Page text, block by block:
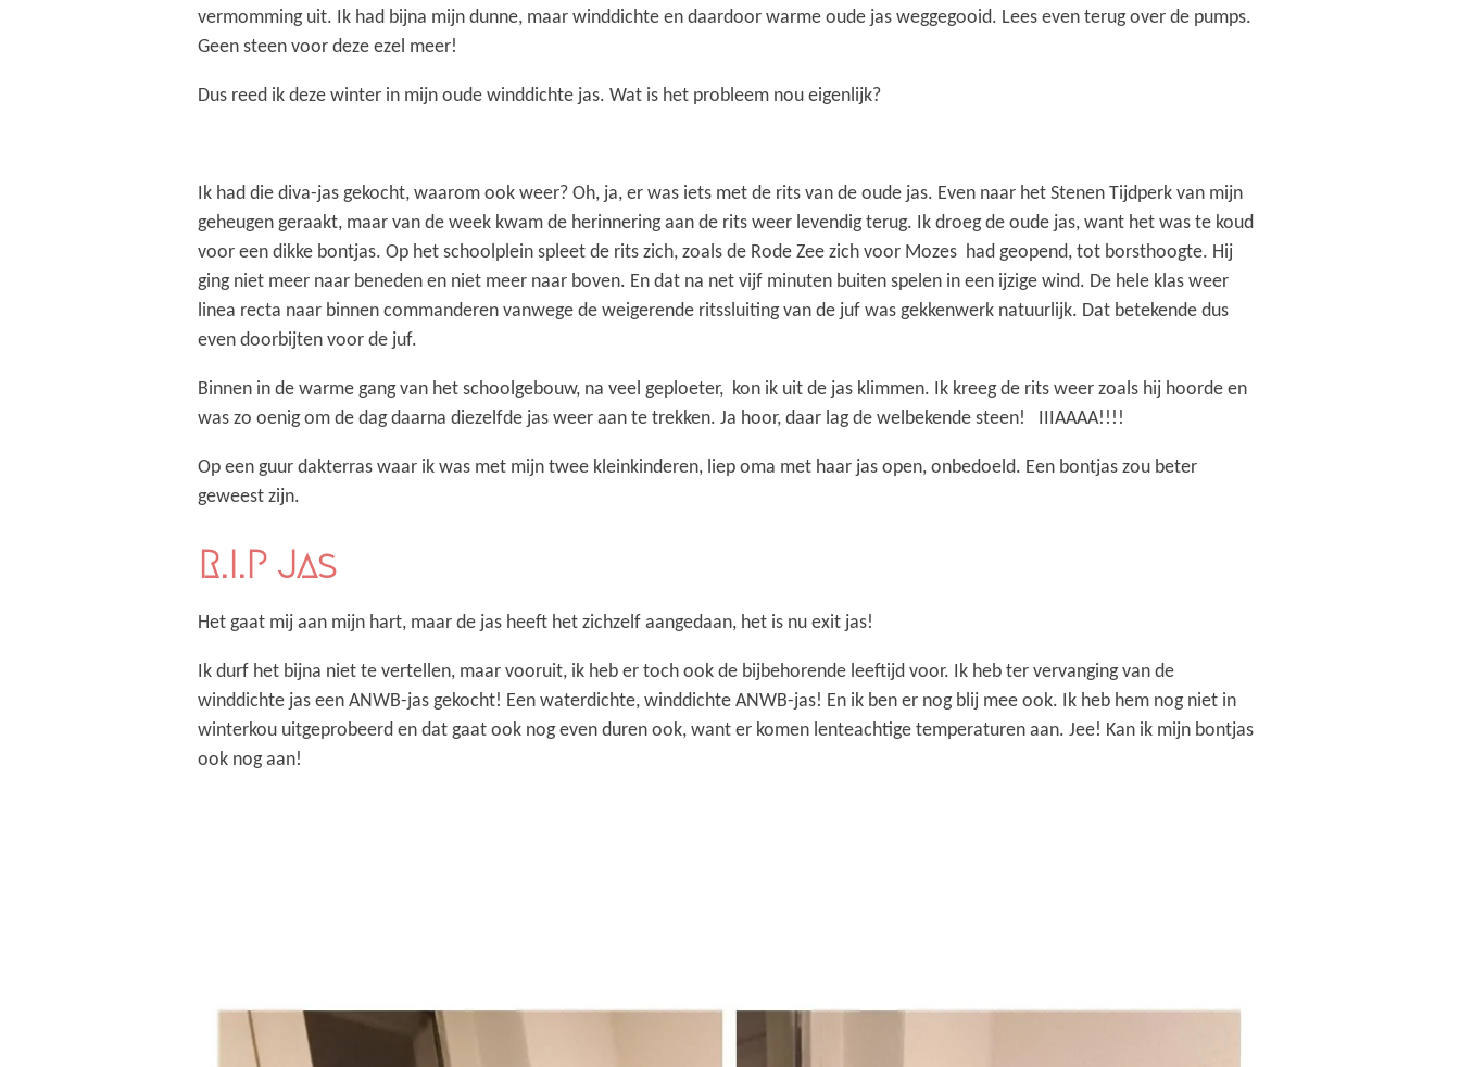
vermomming uit. Ik had bijna mijn dunne, maar winddichte en daardoor warme oude jas weggegooid. Lees even terug over de pumps.
Geen steen voor deze ezel meer!
Dus reed ik deze winter in mijn oude winddichte jas. Wat is het probleem nou eigenlijk?
Ik had die diva-jas gekocht, waarom ook weer? Oh, ja, er was iets met de rits van de oude jas. Even naar het Stenen Tijdperk van mijn
geheugen geraakt, maar van de week kwam de herinnering aan de rits weer levendig terug. Ik droeg de oude jas, want het was te koud
voor een dikke bontjas. Op het schoolplein spleet de rits zich, zoals de Rode Zee zich voor Mozes had geopend, tot borsthoogte. Hij
ging niet meer naar beneden en niet meer naar boven. En dat na net vijf minuten buiten spelen in een ijzige wind. De hele klas weer
linea recta naar binnen commanderen vanwege de weigerende ritssluiting van de juf was gekkenwerk natuurlijk. Dat betekende dus
even doorbijten voor de juf.
Binnen in de warme gang van het schoolgebouw, na veel geploeter, kon ik uit de jas klimmen. Ik kreeg de rits weer zoals hij hoorde en
was zo oenig om de dag daarna diezelfde jas weer aan te trekken. Ja hoor, daar lag de welbekende steen! IIIAAAA!!!!
Op een guur dakterras waar ik was met mijn twee kleinkinderen, liep oma met haar jas open, onbedoeld. Een bontjas zou beter
geweest zijn.
R.I.P Jas
Het gaat mij aan mijn hart, maar de jas heeft het zichzelf aangedaan, het is nu exit jas!
Ik durf het bijna niet te vertellen, maar vooruit, ik heb er toch ook de bijbehorende leeftijd voor. Ik heb ter vervanging van de
winddichte jas een ANWB-jas gekocht! Een waterdichte, winddichte ANWB-jas! En ik ben er nog blij mee ook. Ik heb hem nog niet in
winterkou uitgeprobeerd en dat gaat ook nog even duren ook, want er komen lenteachtige temperaturen aan. Jee! Kan ik mijn bontjas
ook nog aan!